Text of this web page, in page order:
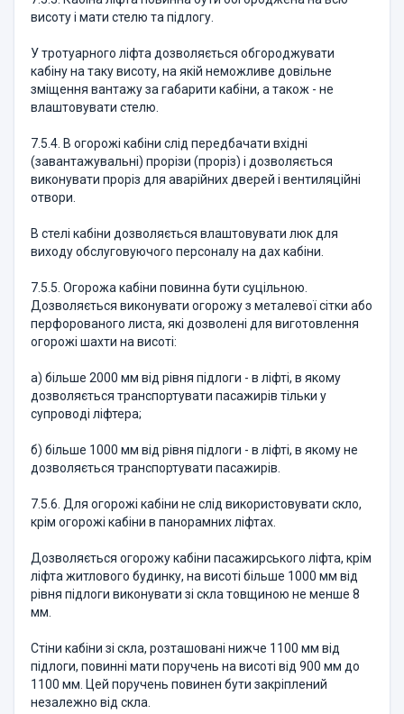
висоту і мати стелю та підлогу.
У тротуарного ліфта дозволяється обгороджувати
кабіну на таку висоту, на якій неможливе довільне
зміщення вантажу за габарити кабіни, а також - не
влаштовувати стелю.
7.5.4. В огорожі кабіни слід передбачати вхідні
(завантажувальні) прорізи (проріз) і дозволяється
виконувати проріз для аварійних дверей і вентиляційні
отвори.
В стелі кабіни дозволяється влаштовувати люк для
виходу обслуговуючого персоналу на дах кабіни.
7.5.5. Огорожа кабіни повинна бути суцільною.
Дозволяється виконувати огорожу з металевої сітки або
перфорованого листа, які дозволені для виготовлення
огорожі шахти на висоті:
а) більше 2000 мм від рівня підлоги - в ліфті, в якому
дозволяється транспортувати пасажирів тільки у
супроводі ліфтера;
б) більше 1000 мм від рівня підлоги - в ліфті, в якому не
дозволяється транспортувати пасажирів.
7.5.6. Для огорожі кабіни не слід використовувати скло,
крім огорожі кабіни в панорамних ліфтах.
Дозволяється огорожу кабіни пасажирського ліфта, крім
ліфта житлового будинку, на висоті більше 1000 мм від
рівня підлоги виконувати зі скла товщиною не менше 8
мм.
Стіни кабіни зі скла, розташовані нижче 1100 мм від
підлоги, повинні мати поручень на висоті від 900 мм до
1100 мм. Цей поручень повинен бути закріплений
незалежно від скла.